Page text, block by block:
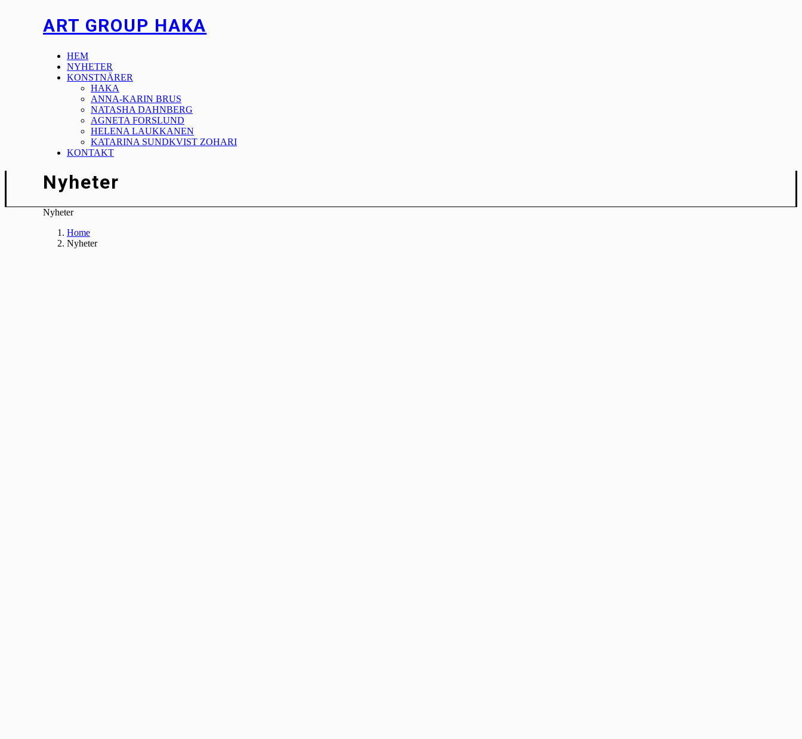
ART GROUP HAKA
HEM
NYHETER
KONSTNÄRER
HAKA
ANNA-KARIN BRUS
NATASHA DAHNBERG
AGNETA FORSLUND
HELENA LAUKKANEN
KATARINA SUNDKVIST ZOHARI
KONTAKT
Nyheter
Nyheter
Home
Nyheter